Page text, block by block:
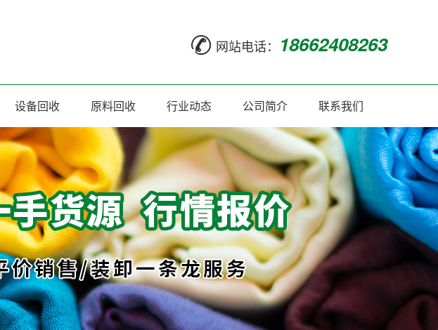
网站电话： 18662408263
设备回收 原料回收 行业动态 公司简介 联系我们